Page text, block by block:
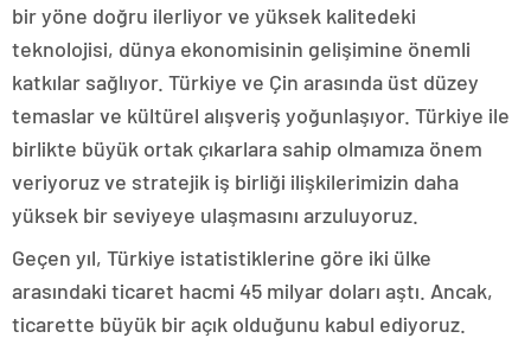
bir yöne doğru ilerliyor ve yüksek kalitedeki
teknolojisi, dünya ekonomisinin gelişimine önemli
katkılar sağlıyor. Türkiye ve Çin arasında üst düzey
temaslar ve kültürel alışveriş yoğunlaşıyor. Türkiye ile
birlikte büyük ortak çıkarlara sahip olmamıza önem
veriyoruz ve stratejik iş birliği ilişkilerimizin daha
yüksek bir seviyeye ulaşmasını arzuluyoruz.
Geçen yıl, Türkiye istatistiklerine göre iki ülke
arasındaki ticaret hacmi 45 milyar doları aştı. Ancak,
ticarette büyük bir açık olduğunu kabul ediyoruz.